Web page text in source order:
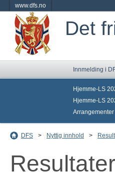
www.dfs.no
Det
Innmelding i
Hjemme-LS
Hjemme-LS
Arrangementer
DFS > Nyttig innhold >